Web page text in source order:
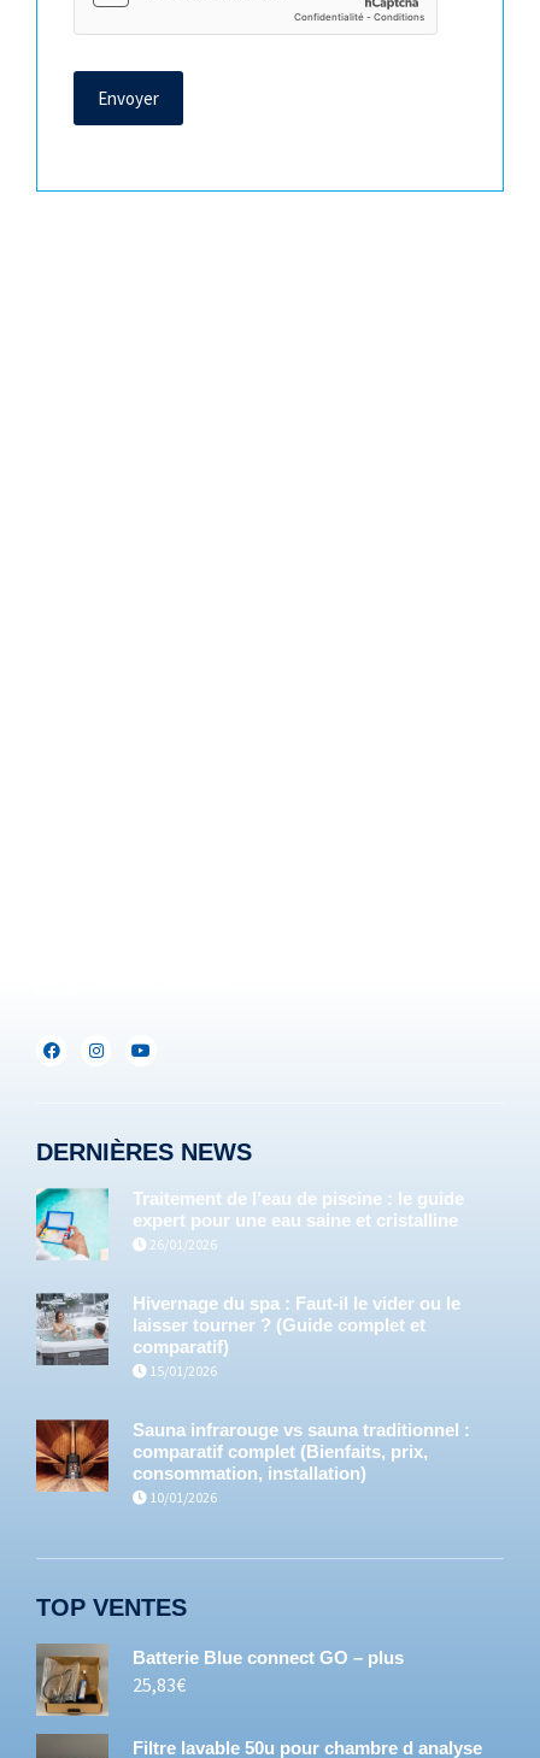
Envoyer
DERNIÈRES NEWS
Traitement de l’eau de piscine : le guide
expert pour une eau saine et cristalline
26/01/2026
Hivernage du spa : Faut-il le vider ou le
laisser tourner ? (Guide complet et
comparatif)
15/01/2026
Sauna infrarouge vs sauna traditionnel :
comparatif complet (Bienfaits, prix,
consommation, installation)
10/01/2026
TOP VENTES
Batterie Blue connect GO – plus
25,83€
Filtre lavable 50u pour chambre d analyse